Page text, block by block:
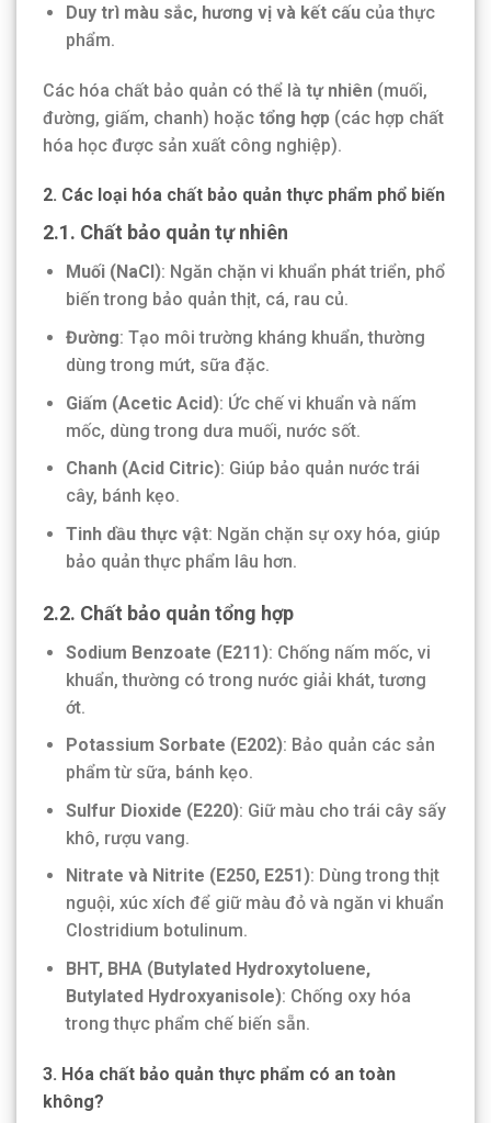
Duy trì màu sắc, hương vị và kết cấucủa thực
phẩm.
Các hóa chất bảo quản có thể là tự nhiên (muối,
đường, giấm, chanh) hoặc tổng hợp (các hợp chất
hóa học được sản xuất công nghiệp).
2. Các loại hóa chất bảo quản thực phẩm phổ biến
2.1. Chất bảo quản tự nhiên
Muối (NaCl): Ngăn chặn vi khuẩn phát triển, phổ
biến trong bảo quản thịt, cá, rau củ.
Đường: Tạo môi trường kháng khuẩn, thường
dùng trong mứt, sữa đặc.
Giấm (Acetic Acid): Ức chế vi khuẩn và nấm
mốc, dùng trong dưa muối, nước sốt.
Chanh (Acid Citric): Giúp bảo quản nước trái
cây, bánh kẹo.
Tinh dầu thực vật: Ngăn chặn sự oxy hóa, giúp
bảo quản thực phẩm lâu hơn.
2.2. Chất bảo quản tổng hợp
Sodium Benzoate (E211): Chống nấm mốc, vi
khuẩn, thường có trong nước giải khát, tương
ớt.
Potassium Sorbate (E202): Bảo quản các sản
phẩm từ sữa, bánh kẹo.
Sulfur Dioxide (E220): Giữ màu cho trái cây sấy
khô, rượu vang.
Nitrate và Nitrite (E250, E251): Dùng trong thịt
nguội, xúc xích để giữ màu đỏ và ngăn vi khuẩn
Clostridium botulinum.
BHT, BHA (Butylated Hydroxytoluene,
Butylated Hydroxyanisole): Chống oxy hóa
trong thực phẩm chế biến sẵn.
3. Hóa chất bảo quản thực phẩm có an toàn
không?